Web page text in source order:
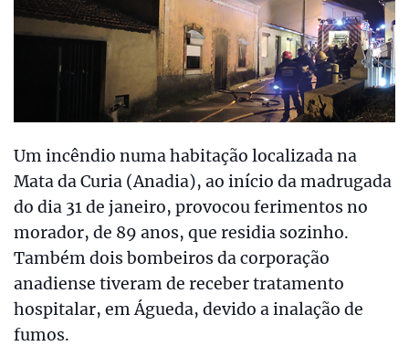
Um incêndio numa habitação localizada na
Mata da Curia (Anadia), ao início da madrugada
do dia 31 de janeiro, provocou ferimentos no
morador, de 89 anos, que residia sozinho.
Também dois bombeiros da corporação
anadiense tiveram de receber tratamento
hospitalar, em Águeda, devido a inalação de
fumos.